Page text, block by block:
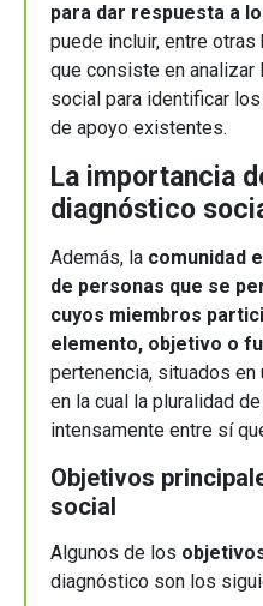
para dar respuesta a
puede incluir, entre otras
que consiste en analizar
social para identificar
de apoyo existentes.
La importancia
diagnóstico
Además, la comunidad
de personas que se
cuyos miembros
elemento, objetivo o
pertenencia, situados en
en la cual la pluralidad
intensamente entre sí
Objetivos
social
Algunos de los
diagnóstico son los